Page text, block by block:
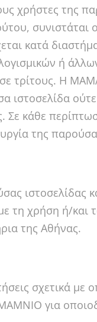
χρήστες της
κατά
ή
Η
κάθε
της
ιστοσελίδας
τη χρήση ή/και
της Αθήνας.
σχετικά με
για